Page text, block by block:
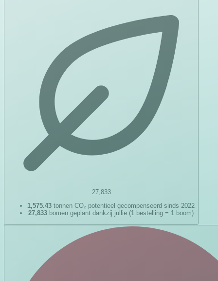
27,833
1,575.43 tonnen CO₂ potentieel gecompenseerd sinds 2022
27,833 bomen geplant dankzij jullie (1 bestelling = 1 boom)